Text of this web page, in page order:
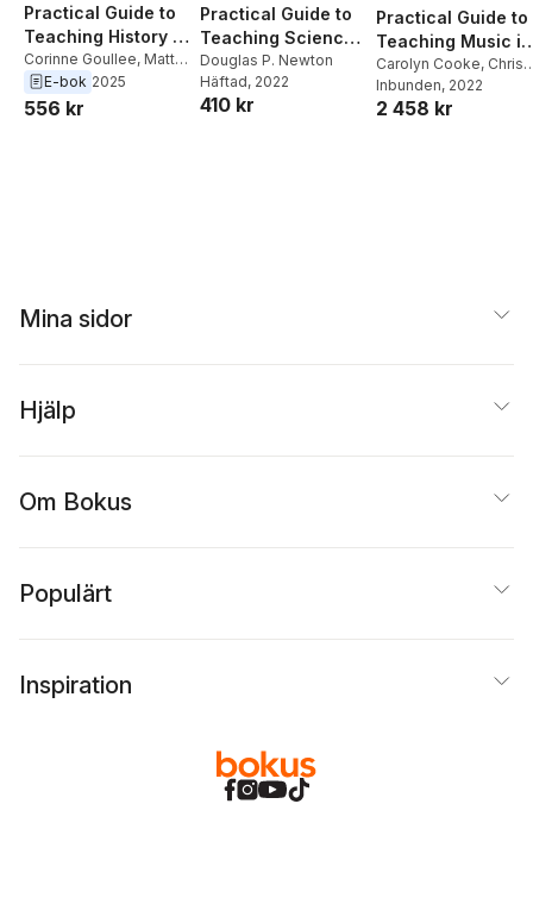
Practical Guide to
Teaching History in
the Secondary
School
Corinne Goullee, Matt
Stanford, Dan Keates
E-bok 2025
556 kr
Practical Guide to
Teaching Science
in the Secondary
School
Douglas P. Newton
Häftad, 2022
410 kr
Practical Guide to
Teaching Music in
the Secondary
School
Carolyn Cooke, Chris
Philpott
Inbunden, 2022
2 458 kr
Mina sidor
Hjälp
Om Bokus
Populärt
Inspiration